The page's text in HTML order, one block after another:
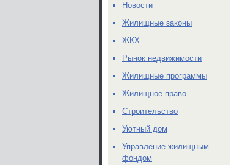
Новости
Жилищные законы
ЖКХ
Рынок недвижимости
Жилищные программы
Жилищное право
Строительство
Уютный дом
Управление жилищным
фондом